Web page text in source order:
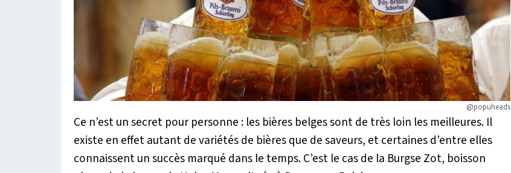
@popuheads
Ce n’est un secret pour personne : les bières belges sont de très loin les meilleures. Il
existe en effet autant de variétés de bières que de saveurs, et certaines d’entre elles
connaissent un succès marqué dans le temps. C’est le cas de la Burgse Zot, boisson